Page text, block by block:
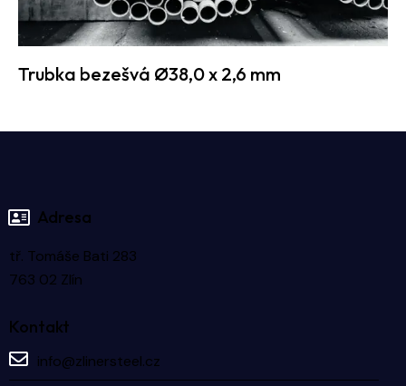
Trubka bezešvá Ø38,0 x 2,6 mm
Adresa
tř. Tomáše Bati 283
763 02 Zlín
Kontakt
info@zlinersteel.cz